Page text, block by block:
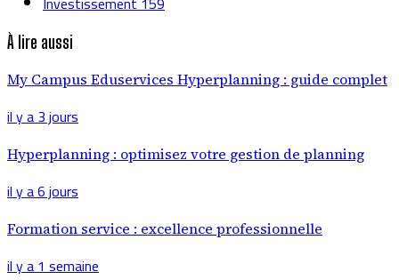
À lire aussi
My Campus Eduservices Hyperplanning : guide complet
il y a 3 jours
Hyperplanning : optimisez votre gestion de planning
il y a 6 jours
Formation service : excellence professionnelle
il y a 1 semaine